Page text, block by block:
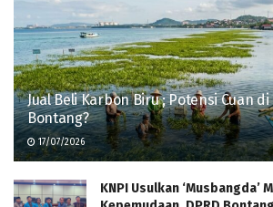
Jual Beli Karbon Biru ; Potensi Cuan
Bontang?
17/07/2026
KNPI Usulkan ‘Musbangda’